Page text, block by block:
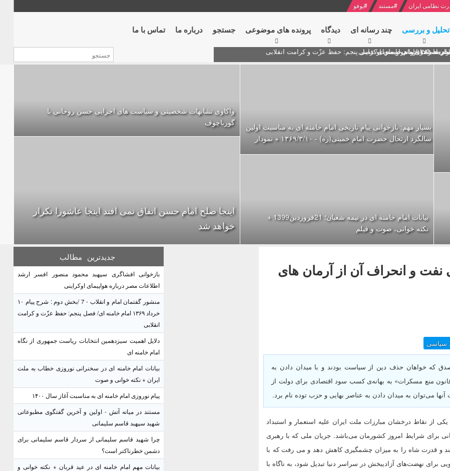
نظامی ایران #مستند #یوفو
تحلیل و بررسی چند رسانه ای دیدگاه‌ پرونده های موضوعی جستجو درباره ما تماس با ما
مصر درباره هواپیمای اوکراینی
خامنه ای
+ نکته خوانی و صوت
بسیار مهم: بازخوانی پیام تاریخی امام خامنه ای به مناسبت اولین
سالگرد ارتحال حضرت امام خمینی(ره) - ۱۳۶۹/۳/۱۰ + نمودار
بیانات امام خامنه ای در نیمه شعبان؛ 21فروردین1399 +
نکته خوانی، صوت و فیلم
واکاوی تشابهات شخصیتی و سیاست های اجرایی حسن روحانی با
گورباچوف
اينجا صلح امام حسن اتفاق نمى افتد اينجا عاشورا تكرار
خواهد شد
و انحراف آن از آرمان های
سیاسی
که خواهان حذف دین از سیاست بودند و با میدان دادن به
منع مسکرات» به بهانه‌ی کسب سود اقتصادی برای دولت از
آنها می‌توان به میدان دادن به عناصر بهایی و حزب توده نام برد.
از نقاط درخشان مبارزات ملت ایران علیه استعمار و استبداد
برای شرایط امروز کشورمان می‌باشد. جریان ملی که با رهبری
و قدرت شاه را به میزان چشمگیری کاهش دهد و می رفت که با
برای نهضت‌های آزادیبخش در سراسر دنیا تبدیل شود، به ناگاه با
جدیدترین مطالب
بازخوانی افشاگری سپهبد محمود منصور افسر ارشد
اطلاعات مصر درباره هواپیمای اوکراینی
منشور گفتمان امام و انقلاب - 7 /بخش دوم : شرح پیام ۱۰
خرداد ۱۳۶۹ امام خامنه ای/ فصل پنجم: حفظ عزّت و کرامت
انقلابی
دلایل اهمیت سیزدهمین انتخابات ریاست جمهوری از نگاه
امام خامنه ای
بیانات امام خامنه ای در سخنرانی نوروزی خطاب به ملت
ایران + نکته خوانی و صوت
پیام نوروزی امام خامنه ای به مناسبت آغاز سال ۱۴۰۰
مستند در میانه آتش - اولین و آخرین گفتگوی مطبوعاتی
شهید سپهبد قاسم سلیمانی
چرا شهید قاسم سلیمانی از سردار قاسم سلیمانی برای
دشمن خطرناکتر است؟
بیانات مهم امام خامنه ای در عید قربان + نکته خوانی و